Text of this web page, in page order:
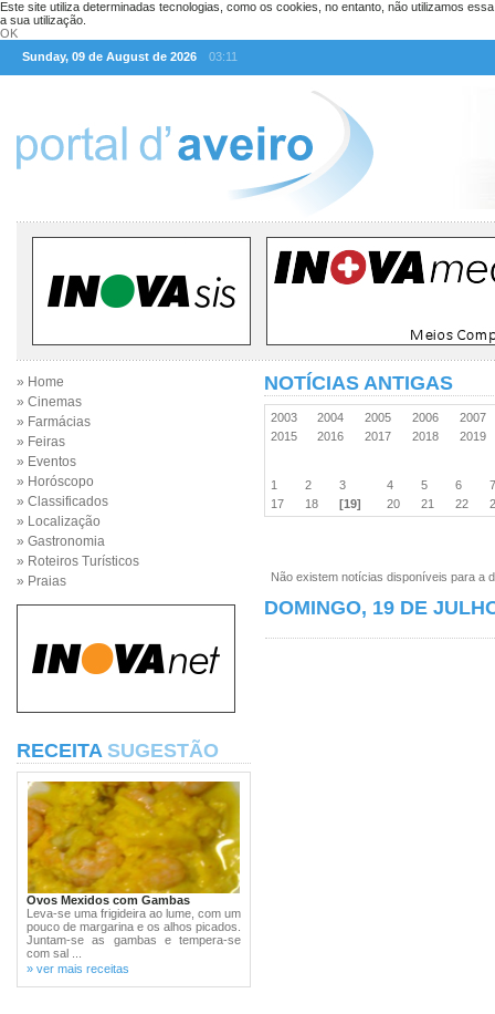
Este site utiliza determinadas tecnologias, como os cookies, no entanto, não utilizamos
a sua utilização.
OK
Sunday, 09 de August de 2026
03:11
» Home
» Cinemas
» Farmácias
» Feiras
» Eventos
» Horóscopo
» Classificados
» Localização
» Gastronomia
» Roteiros Turísticos
» Praias
RECEITA SUGESTÃO
Ovos Mexidos com Gambas
Leva-se uma frigideira ao lume, com um
pouco de margarina e os alhos picados.
Juntam-se as gambas e tempera-se
com sal ...
» ver mais receitas
NOTÍCIAS ANTIGAS
2003 2004 2005 2006
2007
2015
2016 2017 2018 2019
1 2 3 4 5 6
17
18 [19] 20 21 22
Não existem notícias disponíveis para a
DOMINGO, 19 DE